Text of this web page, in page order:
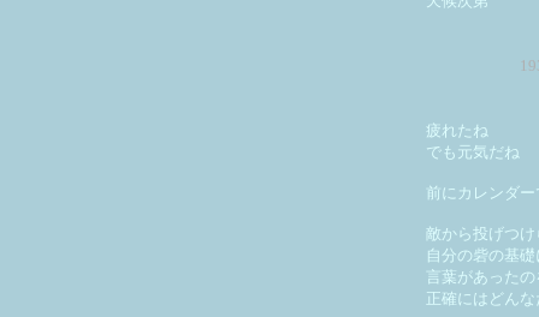
疲れたね
でも元気だね
前にカレンダー
敵から投げつ
自分の砦の基
言葉があった
正確にはどん